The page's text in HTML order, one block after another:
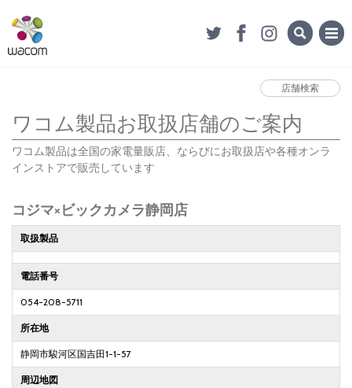
店舗検索
ワコム製品お取扱店舗のご案内
ワコム製品は全国の家電量販店、ならびにお取扱店や各種オンラ
インストアで販売しています
コジマ×ビックカメラ静岡店
取扱製品
電話番号
054-208-5711
所在地
静岡市駿河区国吉田1-1-57
周辺地図